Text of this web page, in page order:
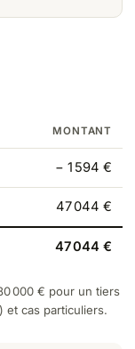
MONTANT
− 1 594 €
47 044 €
47 044 €
000 € pour un tiers
et cas particuliers.